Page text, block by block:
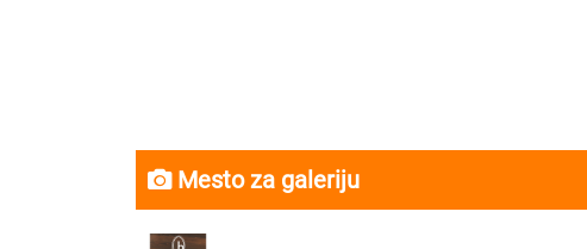
Mesto za galeriju